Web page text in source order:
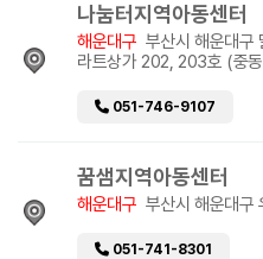
나눔터지역아동센터
해운대구 부산시 해운대구
라트상가 202, 203호 (중
051-746-9107
꿈샘지역아동센터
해운대구 부산시 해운대구
051-741-8301